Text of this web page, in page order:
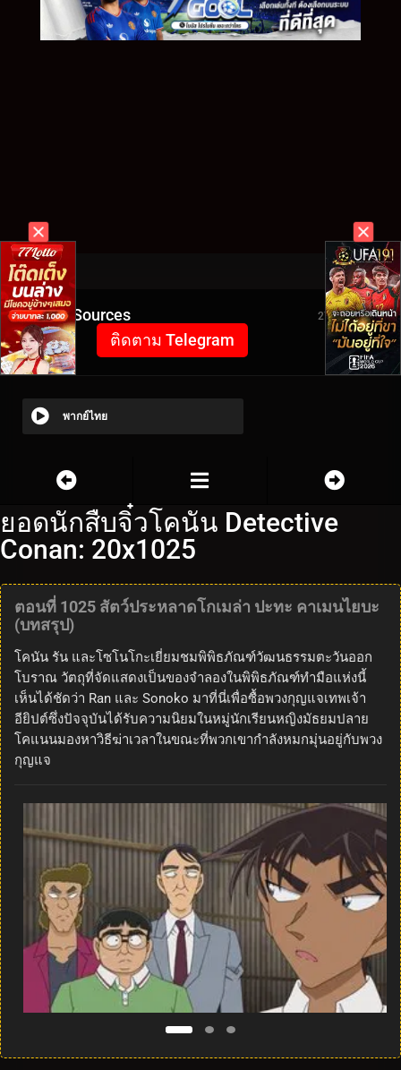
Video Sources 2780 Views
ติดตาม Telegram
พากย์ไทย
ยอดนักสืบจิ๋วโคนัน Detective
Conan: 20x1025
ตอนที่ 1025 สัตว์ประหลาดโกเมล่า ปะทะ คาเมนไยบะ
(บทสรุป)
โคนัน รัน และโซโนโกะเยี่ยมชมพิพิธภัณฑ์วัฒนธรรมตะวันออก
โบราณ วัตถุที่จัดแสดงเป็นของจำลองในพิพิธภัณฑ์ทำมือแห่งนี้
เห็นได้ชัดว่า Ran และ Sonoko มาที่นี่เพื่อซื้อพวงกุญแจเทพเจ้า
อียิปต์ซึ่งปัจจุบันได้รับความนิยมในหมู่นักเรียนหญิงมัธยมปลาย
โคแนนมองหาวิธีฆ่าเวลาในขณะที่พวกเขากำลังหมกมุ่นอยู่กับพวง
กุญแจ